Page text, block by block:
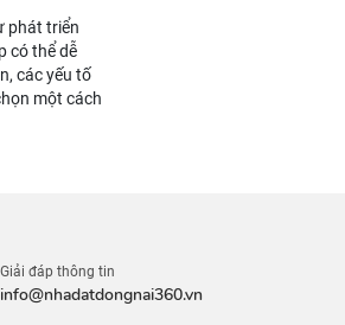
phát triển
có thể dễ
các yếu tố
một cách
Giải đáp thông tin
info@nhadatdongnai360.vn